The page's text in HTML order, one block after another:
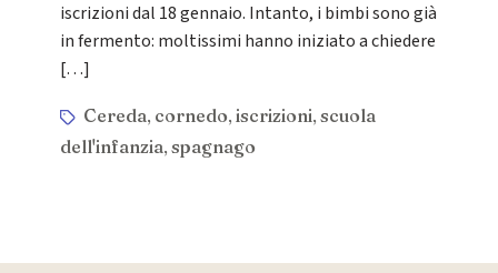
iscrizioni dal 18 gennaio. Intanto, i bimbi sono già
in fermento: moltissimi hanno iniziato a chiedere
[…]
Cereda, cornedo,iscrizioni,scuola
dell'infanzia,spagnago